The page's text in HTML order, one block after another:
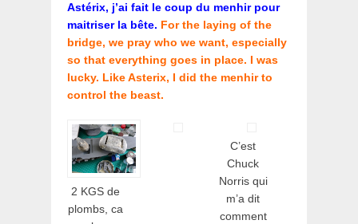
Astérix, j’ai fait le coup du menhir pour
maitriser la bête. For the laying of the
bridge, we pray who we want, especially
so that everything goes in place. I was
lucky. Like Asterix, I did the menhir to
control the beast.
2 KGS de
plombs, ca
C’est
Chuck
Norris qui
m’a dit
comment